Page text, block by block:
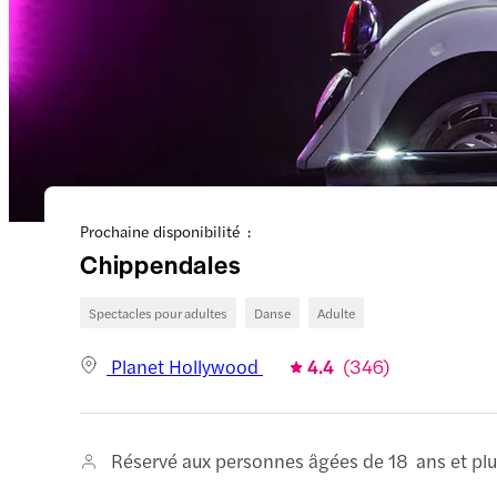
Prochaine disponibilité :
Chippendales
Spectacles pour adultes Danse Adulte
Planet Hollywood 4.4 (346)
Réservé aux personnes âgées de 18 ans et